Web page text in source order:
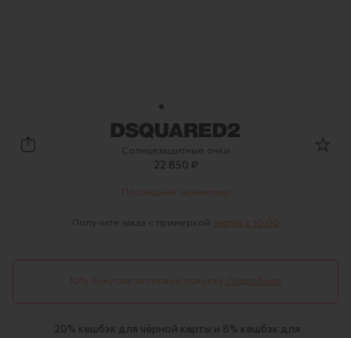
Dsquared2
Солнцезащитные очки
22 850 ₽
Последний экземпляр
Получите заказ с примеркой завтра c 10:00
10% бонусов за первую покупку Подробнее
20% кешбэк для чёрной карты и 8% кешбэк для